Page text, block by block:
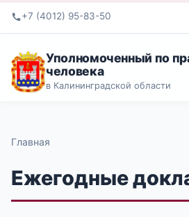
+7 (4012) 95-83-50
Уполномоченный по
человека
в Калининградской области
Главная
Ежегодные